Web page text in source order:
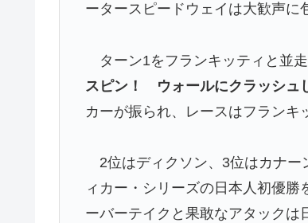
ータースピードウェイは大歓声に
ターン1をフランキッティと並
スピン！ ウォールにクラッシュ
カーが振られ、レースはフランキ
2位はディクソン、3位はカナー
ィカー・シリーズの日本人初優
ーバーテイクと果敢なアタックは